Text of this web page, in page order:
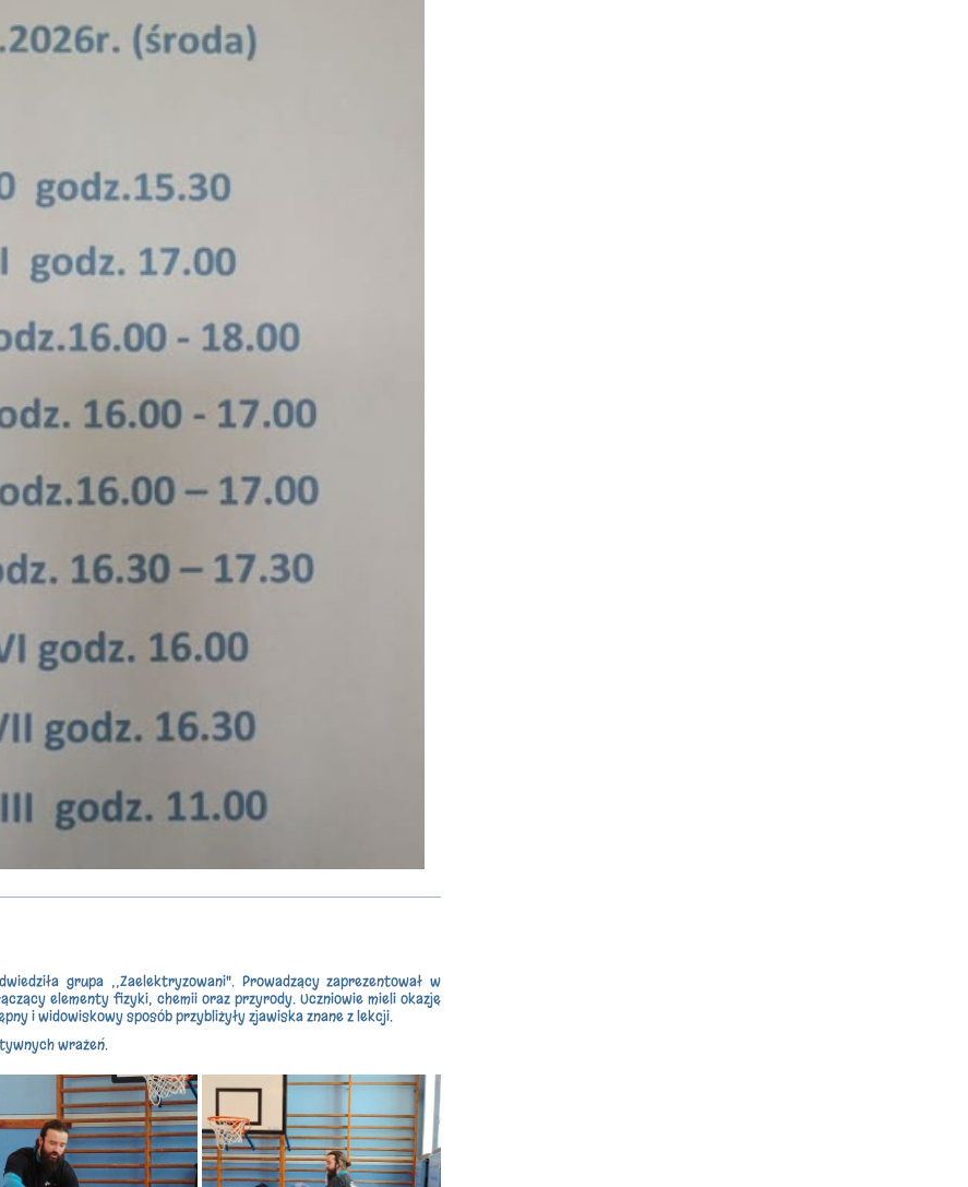
grupa ,,Zaelektryzowani". Prowadzący zaprezentował w
elementy fizyki, chemii oraz przyrody. Uczniowie mieli okazję
i widowiskowy sposób przybliżyły zjawiska znane z lekcji.
wrażeń.